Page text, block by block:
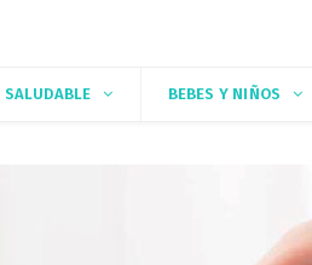
SALUDABLE BEBES Y NIÑOS